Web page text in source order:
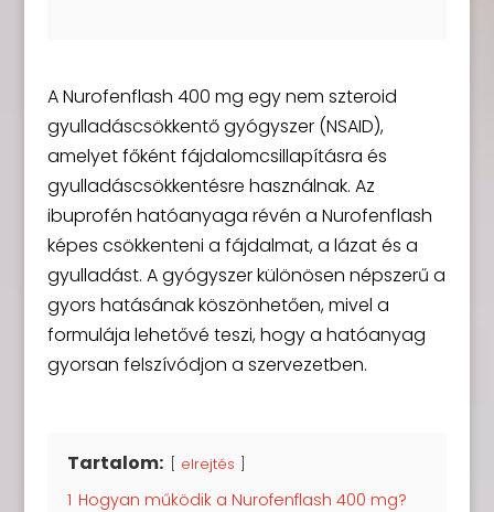
A Nurofenflash 400 mg egy nem szteroid
gyulladáscsökkentő gyógyszer (NSAID),
amelyet főként fájdalomcsillapításra és
gyulladáscsökkentésre használnak. Az
ibuprofén hatóanyaga révén a Nurofenflash
képes csökkenteni a fájdalmat, a lázat és a
gyulladást. A gyógyszer különösen népszerű a
gyors hatásának köszönhetően, mivel a
formulája lehetővé teszi, hogy a hatóanyag
gyorsan felszívódjon a szervezetben.
Tartalom: elrejtés
1 Hogyan működik a Nurofenflash 400 mg?